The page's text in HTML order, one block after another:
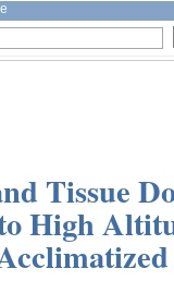
Tissue
High